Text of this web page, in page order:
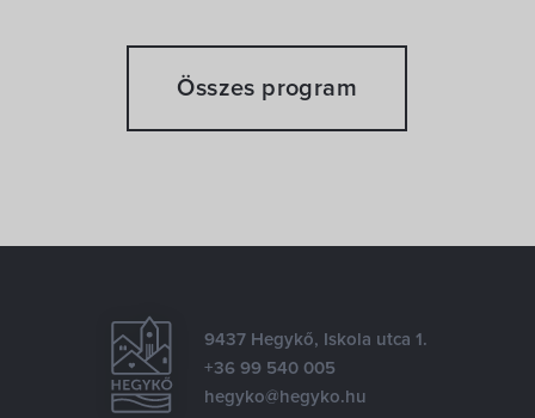
Összes program
9437 Hegykő, Iskola utca 1.
+36 99 540 005
hegyko@hegyko.hu